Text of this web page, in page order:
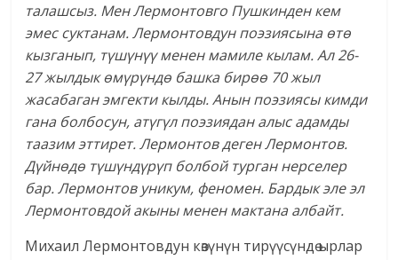
талашсыз. Мен Лермонтовго Пушкинден кем
эмес суктанам. Лермонтовдун поэзиясына өтө
кызганып, түшүнүү менен мамиле кылам. Ал 26-
27 жылдык өмүрүндө башка бирөө 70 жыл
жасабаган эмгекти кылды. Анын поэзиясы кимди
гана болбосун, атүгүл поэзиядан алыс адамды
таазим эттирет. Лермонтов деген Лермонтов.
Дүйнөдө түшүндүрүп болбой турган нерселер
бар. Лермонтов уникум, феномен. Бардык эле эл
Лермонтовдой акыны менен мактана албайт.
Михаил Лермонтовдун көзүнүн тирүүсүндө ырлар